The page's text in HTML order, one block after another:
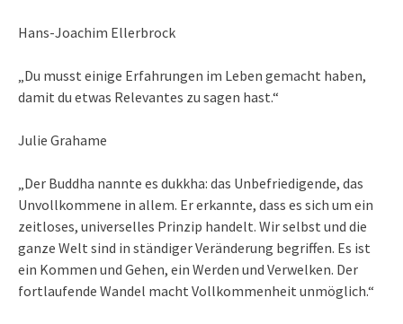
Hans-Joachim Ellerbrock
„Du musst einige Erfahrungen im Leben gemacht haben,
damit du etwas Relevantes zu sagen hast.“
Julie Grahame
„Der Buddha nannte es dukkha: das Unbefriedigende, das
Unvollkommene in allem. Er erkannte, dass es sich um ein
zeitloses, universelles Prinzip handelt. Wir selbst und die
ganze Welt sind in ständiger Veränderung begriffen. Es ist
ein Kommen und Gehen, ein Werden und Verwelken. Der
fortlaufende Wandel macht Vollkommenheit unmöglich.“